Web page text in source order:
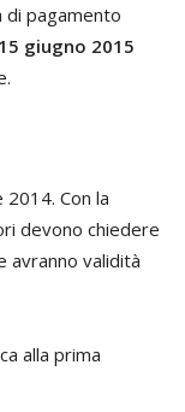
di pagamento
15 giugno 2015
Con la
devono chiedere
avranno validità
alla prima